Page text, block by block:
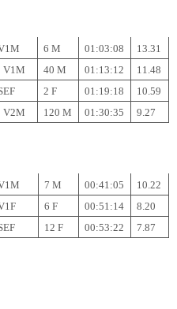
6 M 01:03:08
13.31
V1M 40 M 01:13:12
11.48
2 F 01:19:18
10.59
V2M 120 M 01:30:35 9.27
7 M 00:41:05
10.22
6 F 00:51:14
8.20
12 F 00:53:22 7.87